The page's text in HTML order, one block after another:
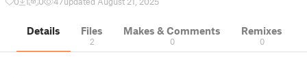
Details Files
2
Makes & Comments
0
Remixes
0